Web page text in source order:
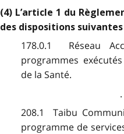
(4) L’article 1 du
des dispositions suivantes
178.0.1 Réseau
programmes
de la Santé.
208.1 Taibu
programme de